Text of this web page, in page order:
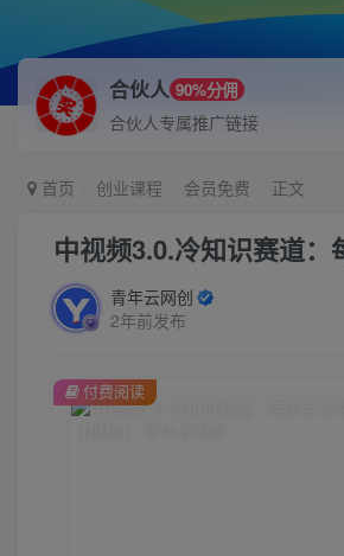
合伙人 90%分佣
合伙人专属推广链接
首页 创业课程 会员免费 正文
中视频3.0.冷知识赛道
青年云网创
2年前发布
付费阅读